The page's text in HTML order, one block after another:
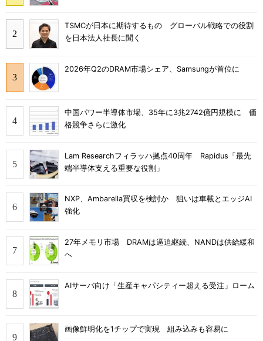
TSMCが日本に期待するもの グローバル戦略での役割
を日本法人社長に聞く
2026年Q2のDRAM市場シェア、Samsungが首位に
中国パワー半導体市場、35年に3兆2742億円規模に 価
格競争さらに激化
Lam Researchフィラッハ拠点40周年 Rapidus「最先
端半導体支える重要な役割」
NXP、Ambarella買収を検討か 狙いは車載とエッジAI
強化
27年メモリ市場 DRAMは逼迫継続、NANDは供給緩和
へ
AIサーバ向け「生産キャパシティー超える受注」ローム
画像鮮明化を1チップで実現 組み込みも容易に